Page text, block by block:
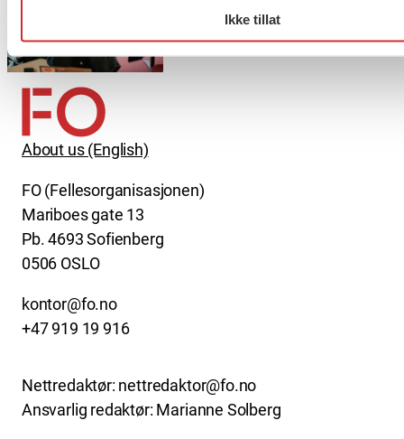
Ikke tillat
Møt Anneli i yrkesetisk råd
About us (English)
FO (Fellesorganisasjonen)
Mariboes gate 13
Pb. 4693 Sofienberg
0506 OSLO
kontor@fo.no
+47 919 19 916
Nettredaktør: nettredaktor@fo.no
Ansvarlig redaktør: Marianne Solberg